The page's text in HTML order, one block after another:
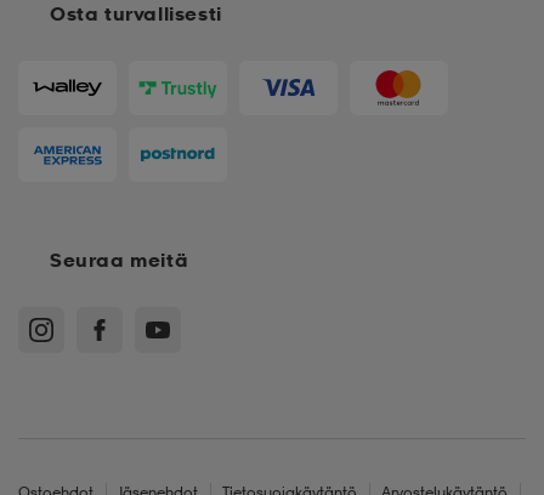
Osta turvallisesti
Seuraa meitä